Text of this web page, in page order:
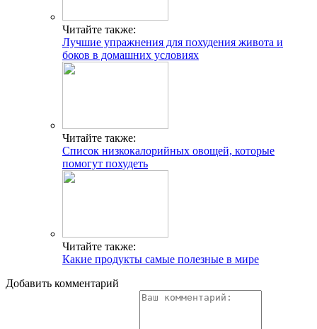
Читайте также:
Лучшие упражнения для похудения живота и
боков в домашних условиях
Читайте также:
Список низкокалорийных овощей, которые
помогут похудеть
Читайте также:
Какие продукты самые полезные в мире
Добавить комментарий